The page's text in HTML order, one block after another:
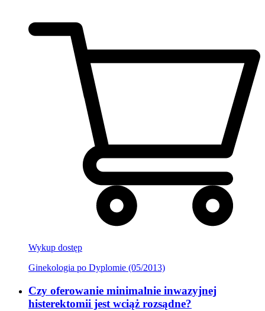
Wykup dostęp
Ginekologia po Dyplomie (05/2013)
Czy oferowanie minimalnie inwazyjnej
histerektomii jest wciąż rozsądne?